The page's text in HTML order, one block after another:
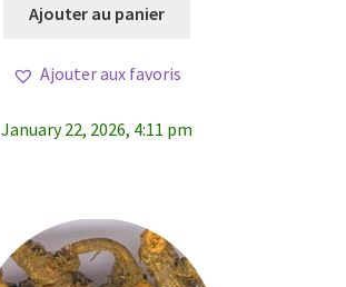
Ajouter au panier
Ajouter aux favoris
January 22, 2026, 4:11 pm